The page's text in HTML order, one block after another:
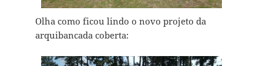
Olha como ficou lindo o novo projeto da
arquibancada coberta: